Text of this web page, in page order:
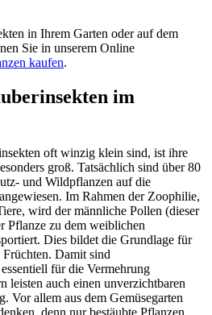
in Ihrem Garten oder auf dem
Sie in unserem Online
kaufen.
im
oft winzig klein sind, ist ihre
groß. Tatsächlich sind über 80
und Wildpflanzen auf die
Im Rahmen der Zoophilie,
wird der männliche Pollen (dieser
Pflanze zu dem weiblichen
Dies bildet die Grundlage für
Damit sind
für die Vermehrung
leisten auch einen unverzichtbaren
Vor allem aus dem Gemüsegarten
denn nur bestäubte Pflanzen